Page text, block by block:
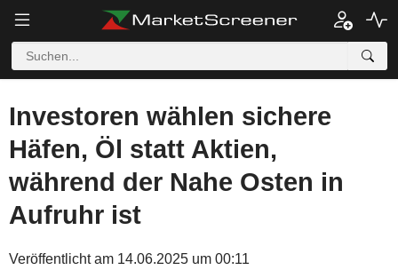
Investoren wählen sichere
Häfen, Öl statt Aktien,
während der Nahe Osten in
Aufruhr ist
Veröffentlicht am 14.06.2025 um 00:11